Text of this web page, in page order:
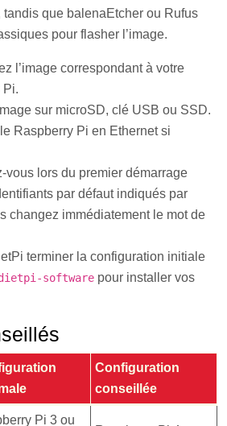
que balenaEtcher ou Rufus
pour flasher l’image.
l’image correspondant à votre
Pi.
sur microSD, clé USB ou SSD.
Raspberry Pi en Ethernet si
vous lors du premier démarrage
par défaut indiqués par
changez immédiatement le mot de
terminer la configuration initiale
software pour installer vos
Configuration
conseillée
Pi 3 ou